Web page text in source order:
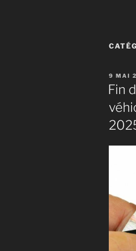
PUBLIÉ
LE
9 MAI
Fin